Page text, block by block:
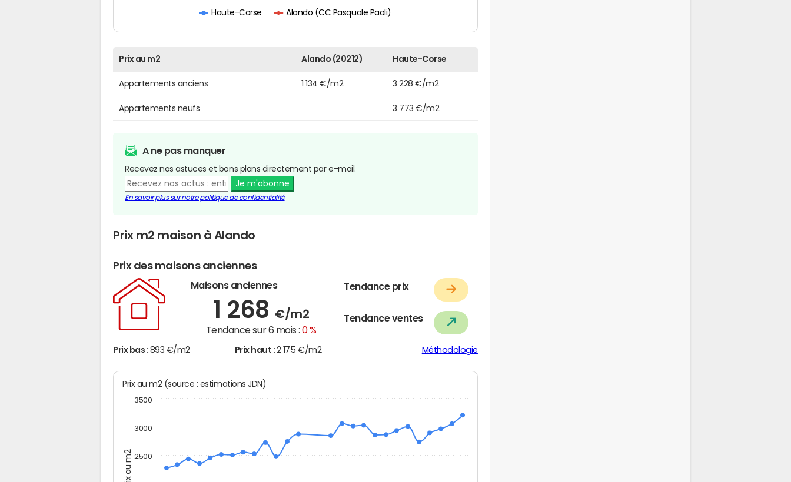
Haute-Corse Alando (CC Pasquale Paoli)
Prix au m2 Alando (20212) Haute-Corse
Appartements anciens 1 134 €/m2 3 228 €/m2
Appartements neufs 3 773 €/m2
A ne pas manquer
Recevez nos astuces et bons plans directement par e-mail.
Je m'abonne
En savoir plus sur notre politique de confidentialité
Prix m2 maison à Alando
Prix des maisons anciennes
Maisons anciennes
1 268 €/m2
Tendance sur 6 mois :0 %
Tendance prix
Tendance ventes
Prix bas : 893 €/m2 Prix haut : 2 175 €/m2 Méthodologie
Prix au m2
Prix au m2 (source : estimations JDN)
2500
3000
3500